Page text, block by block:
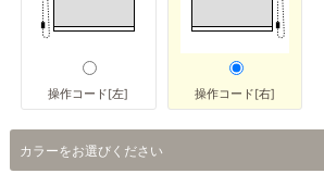
操作コード[左] 操作コード[右]
カラーをお選びください